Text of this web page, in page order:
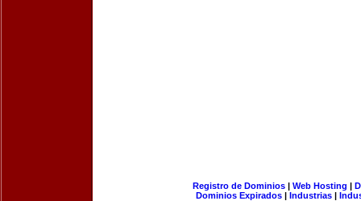
Registro de Dominios| Web Hosting |
Dominios Expirados | Industrias |